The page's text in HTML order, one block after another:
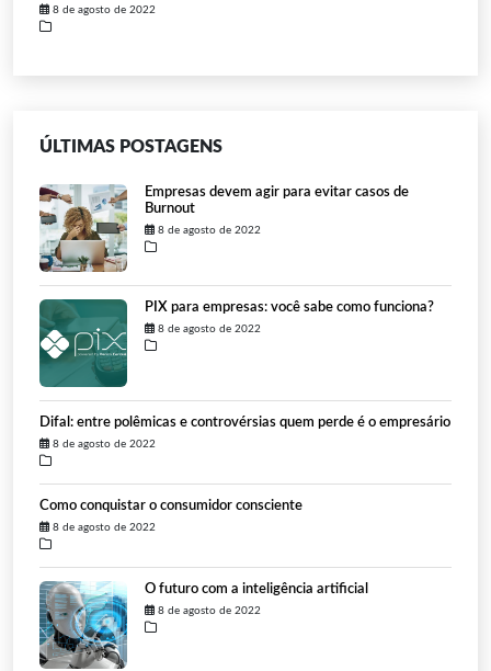
8 de agosto de 2022
ÚLTIMAS POSTAGENS
Empresas devem agir para evitar casos de
Burnout
8 de agosto de 2022
PIX para empresas: você sabe como funciona?
8 de agosto de 2022
Difal: entre polêmicas e controvérsias quem perde é o empresário
8 de agosto de 2022
Como conquistar o consumidor consciente
8 de agosto de 2022
O futuro com a inteligência artificial
8 de agosto de 2022